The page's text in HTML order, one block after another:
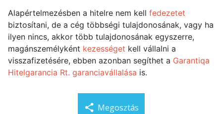
Alapértelmezésben a hitelre nem kell fedezetet
biztosítani, de a cég többségi tulajdonosának, vagy ha
ilyen nincs, akkor több tulajdonosának egyszerre,
magánszemélyként kezességet kell vállalni a
visszafizetésére, ebben azonban segíthet a Garantiqa
Hitelgarancia Rt. garanciavállalása is.
Megosztás